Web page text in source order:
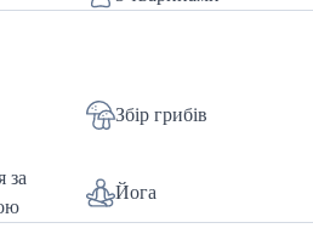
Тут можна рибалити, читати
слухати шум вітру в кронах дерев.
радість у простих
і дозвольте ранчо «Рогово»
Збір грибів
за
Йога